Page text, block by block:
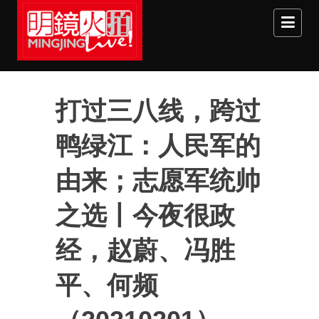
Skip to main content
打过三八线，跨过
鸭绿江：人民军的
由来；志愿军统帅
之选丨今夜很政
经，赵蔚、冯胜
平、何频